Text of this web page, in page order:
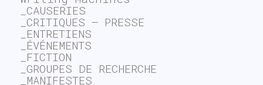
_CAUSERIES
_CRITIQUES – PRESSE
_ENTRETIENS
_ÉVÉNEMENTS
_FICTION
_GROUPES DE RECHERCHE
_MANIFESTES